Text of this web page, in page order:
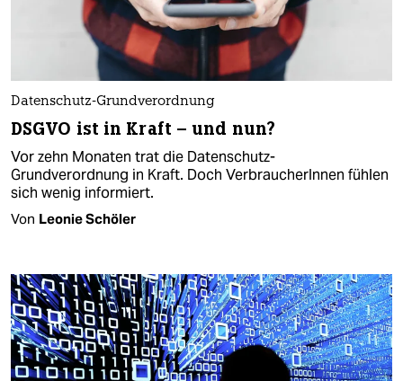
Datenschutz-Grundverordnung
DSGVO ist in Kraft – und nun?
Vor zehn Monaten trat die Datenschutz-
Grundverordnung in Kraft. Doch VerbraucherInnen fühlen
sich wenig informiert.
Von Leonie Schöler